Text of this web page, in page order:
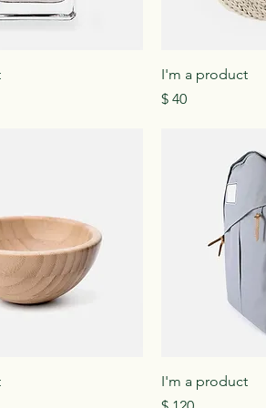
I'm a product
Precio
$ 40
I'm a product